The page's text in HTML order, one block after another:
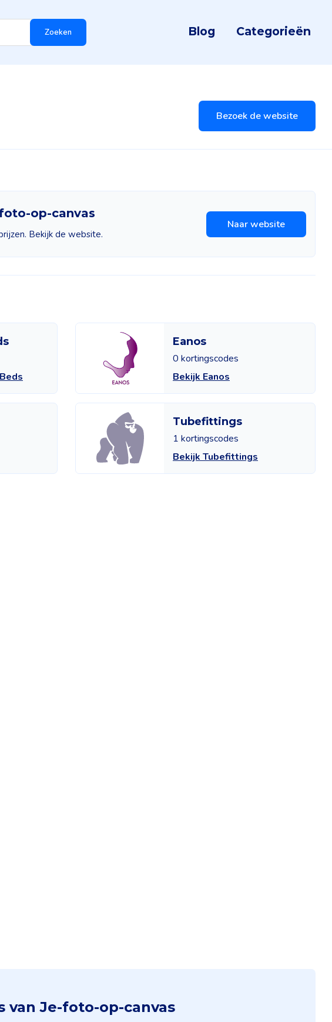
Zoeken Blog Categorieën
Bezoek de website
op-canvas
Bekijk de website.
Naar website
Eanos
0 kortingscodes
Bekijk Eanos
Tubefittings
1 kortingscodes
Bekijk Tubefittings
Je-foto-op-canvas